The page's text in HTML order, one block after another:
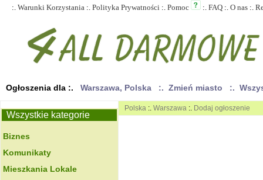
:. Warunki Korzystania :. Polityka Prywatności :. Pomoc :. FAQ :. O nas :.
Ogłoszenia dla :. Warszawa, Polska :. Zmień miasto :.
Wszystkie kategorie
Biznes
Komunikaty
Mieszkania Lokale
Polska :. Warszawa :. Dodaj ogłoszenie